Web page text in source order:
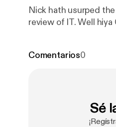
Nick hath usurped
review of IT. Well hiya
Comentarios0
Sé